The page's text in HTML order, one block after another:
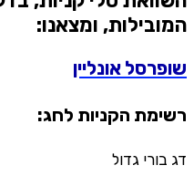
המובילות, ומצאנו:
שופרסל אונליין
רשימת הקניות לחג:
דג בורי גדול